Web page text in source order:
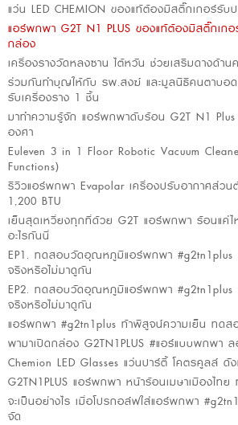
แว่น LED CHEMION ของแท้ต้องมีสติ๊กเกอร์รั
แอร์พกพา G2T N1 PLUS ของแท้ต้องมีสติ๊กเก
กล่อง
เครื่องรางวัดหลงซาน ไต้หวัน ช่วยเสริมดางด้าน
ร่วมกันทำบุญให้กับ รพ.สงฆ์ และมูลนิธิคนตาบอ
รับเครื่องราง 1 ชิ้น
มาทำความรู้จัก แอร์พกพาดับร้อน G2T N1
องศา
Euleven 3 in 1 Floor Robotic Vacuum
Functions)
รีวิวแอร์พกพา Evapolar เครื่องปรับอากาศส่วน
1,200 BTU
เย็นสุดเหวี่ยงทุกที่ด้วย G2T แอร์พกพา ร้อนแค่
อะไรกันนี่
EP1. ทดสอบวัดอุณหภูมิแอร์พกพา #g2tn1plus
จริงหรือไม่มาดูกัน
EP2. ทดสอบวัดอุณหภูมิแอร์พกพา #g2tn1plus
จริงหรือไม่มาดูกัน
แอร์พกพา #g2tn1plus ท้าพิสูจน์ความเย็น ทดส
พามาเปิดกล่อง G2TN1PLUS #แอร์แบบพกพา ล
Chemion LED Glasses แว่นปาร์ตี้ โคตรคูลล์ ดั
G2TN1PLUS แอร์พกพา หน้าร้อนเมษาเมืองไทย
จะเป็นอย่างไร เมื่อโปรกอล์ฟใส่แอร์พกพา
จัด